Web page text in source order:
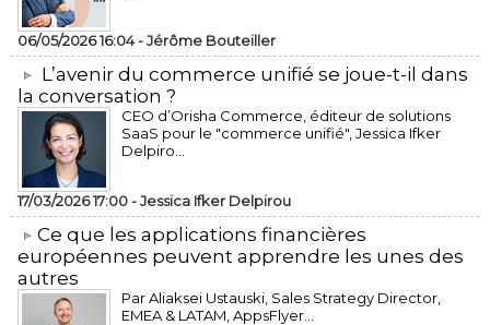
06/05/2026 16:04 -Jérôme Bouteiller
L’avenir du commerce unifié se joue-t-il dans
la conversation ?
CEO d’Orisha Commerce, éditeur de solutions
SaaS pour le "commerce unifié", Jessica Ifker
Delpiro...
17/03/2026 17:00 -Jessica Ifker Delpirou
​Ce que les applications financières
européennes peuvent apprendre les unes des
autres
Par Aliaksei Ustauski, Sales Strategy Director,
EMEA & LATAM, AppsFlyer...